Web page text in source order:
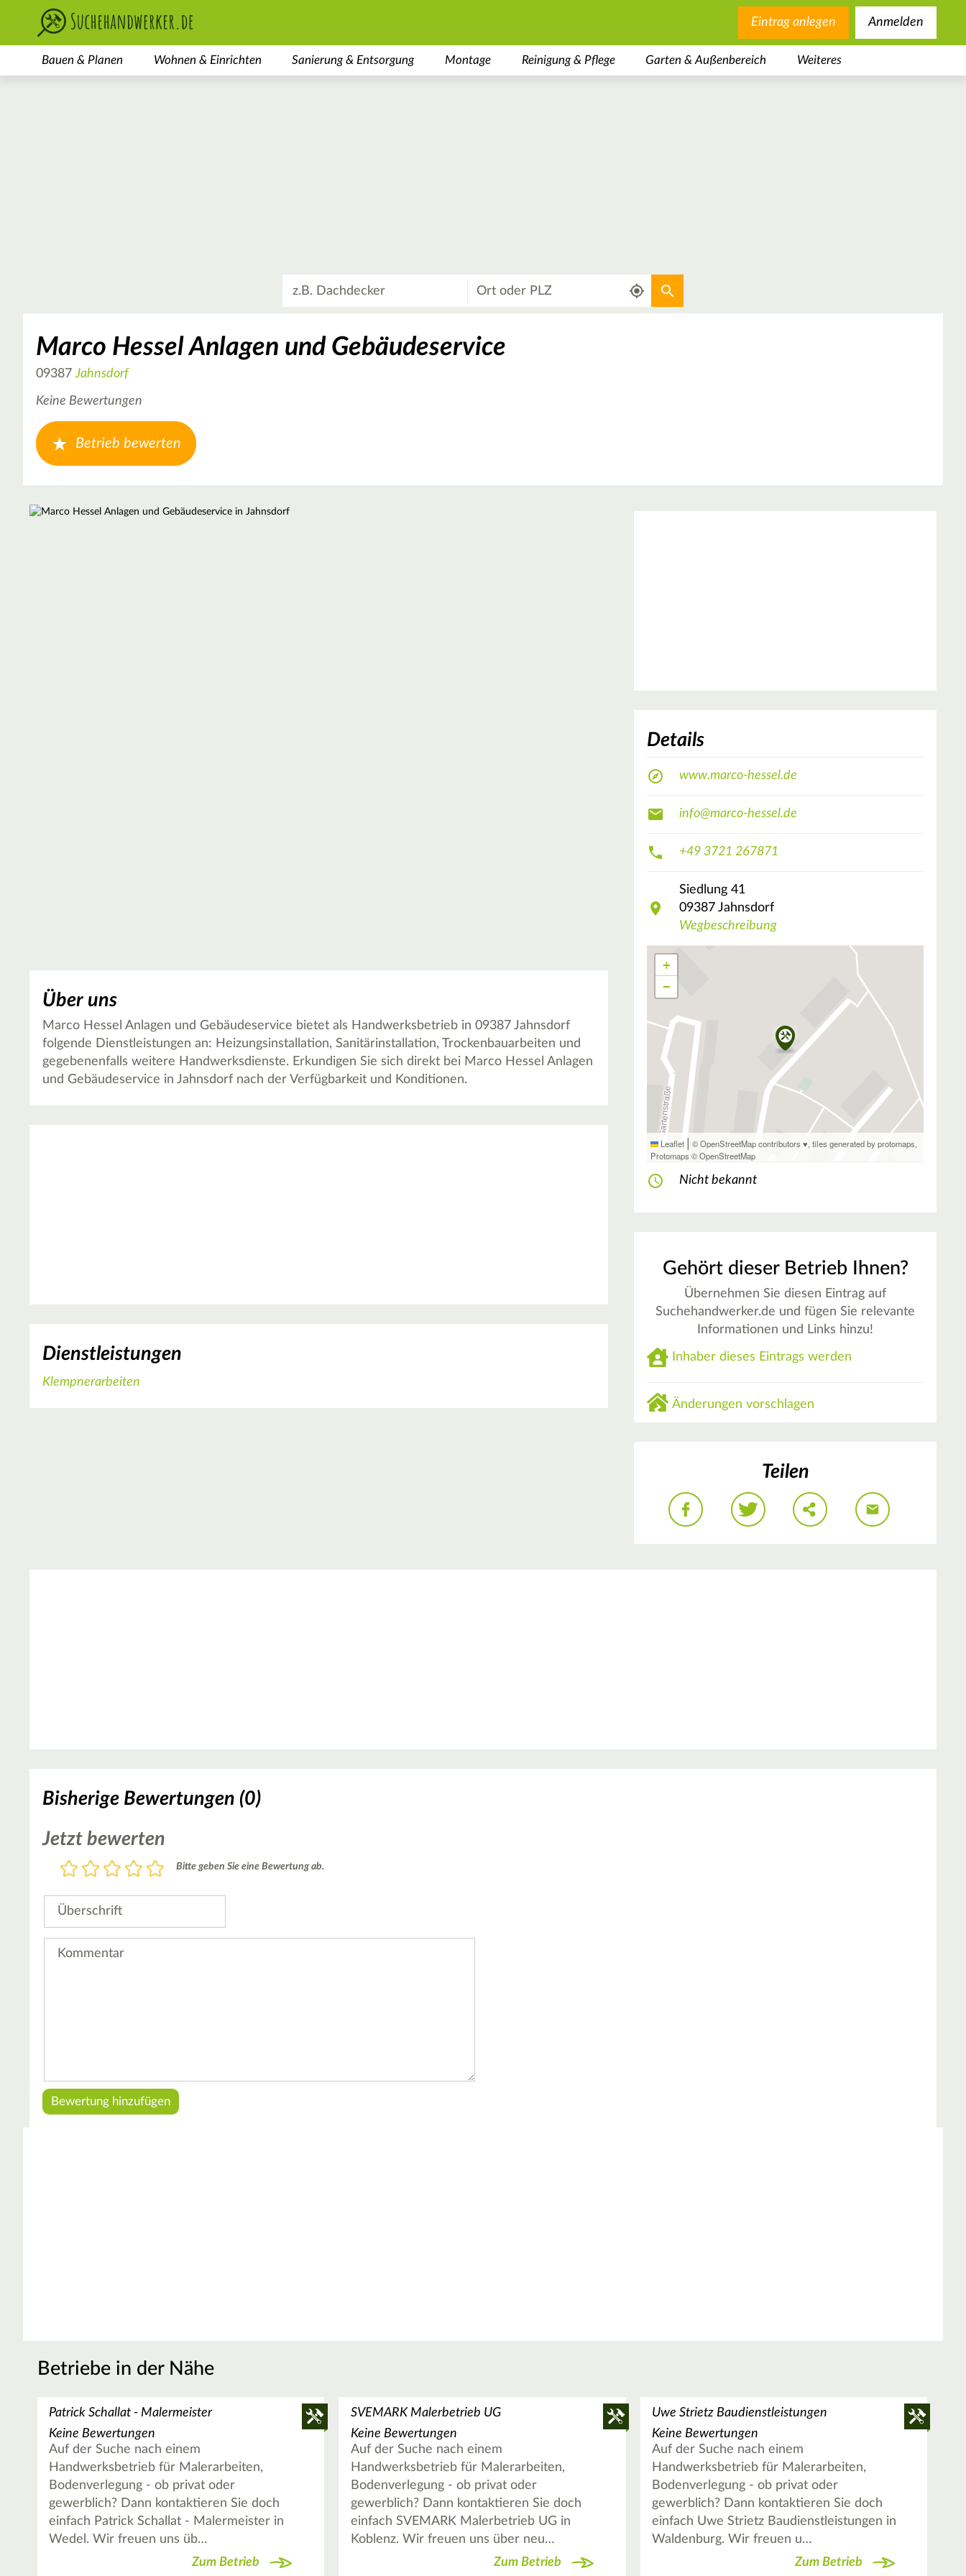
Eintrag anlegen Anmelden
Bauen & Planen Wohnen & Einrichten Sanierung & Entsorgung Montage Reinigung & Pflege Garten & Außenbereich Weiteres
Aktuellen Standort verwenden
Marco Hessel Anlagen und Gebäudeservice
09387Jahnsdorf
Keine Bewertungen
Betrieb bewerten
Über uns
Marco Hessel Anlagen und Gebäudeservice bietet als Handwerksbetrieb in 09387 Jahnsdorf
folgende Dienstleistungen an: Heizungsinstallation, Sanitärinstallation, Trockenbauarbeiten und
gegebenenfalls weitere Handwerksdienste. Erkundigen Sie sich direkt bei Marco Hessel Anlagen
und Gebäudeservice in Jahnsdorf nach der Verfügbarkeit und Konditionen.
Dienstleistungen
Klempnerarbeiten
Details
www.marco-hessel.de
info@marco-hessel.de
+49 3721 267871
Siedlung 41
09387 Jahnsdorf
Wegbeschreibung
+
−
Leaflet | © OpenStreetMap contributors ♥,tiles generated by protomaps,
Protomaps ©OpenStreetMap
Nicht bekannt
Gehört dieser Betrieb Ihnen?
Übernehmen Sie diesen Eintrag auf
Suchehandwerker.de und fügen Sie relevante
Informationen und Links hinzu!
Inhaber dieses Eintrags werden
Änderungen vorschlagen
Teilen
Bisherige Bewertungen (0)
Jetzt bewerten
Bewertung
5
4
3
2
1
Bitte geben Sie eine Bewertung ab.
Überschrift
Betriebe in der Nähe
Patrick Schallat - Malermeister
Keine Bewertungen
Auf der Suche nach einem
Handwerksbetrieb für Malerarbeiten,
Bodenverlegung - ob privat oder
gewerblich? Dann kontaktieren Sie doch
einfach Patrick Schallat - Malermeister in
Wedel. Wir freuen uns üb…
Zum Betrieb
SVEMARK Malerbetrieb UG
Keine Bewertungen
Auf der Suche nach einem
Handwerksbetrieb für Malerarbeiten,
Bodenverlegung - ob privat oder
gewerblich? Dann kontaktieren Sie doch
einfach SVEMARK Malerbetrieb UG in
Koblenz. Wir freuen uns über neu…
Zum Betrieb
Uwe Strietz Baudienstleistungen
Keine Bewertungen
Auf der Suche nach einem
Handwerksbetrieb für Malerarbeiten,
Bodenverlegung - ob privat oder
gewerblich? Dann kontaktieren Sie doch
einfach Uwe Strietz Baudienstleistungen in
Waldenburg. Wir freuen u…
Zum Betrieb